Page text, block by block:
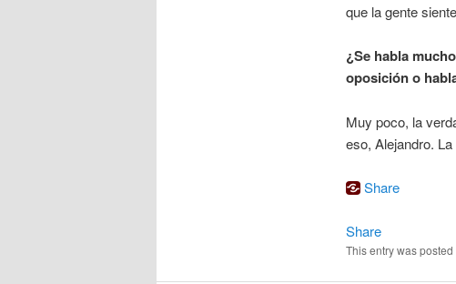
que la gente
¿Se habla
oposición o
Muy poco, la
eso, Alejandro.
Share
Share
This entry was posted